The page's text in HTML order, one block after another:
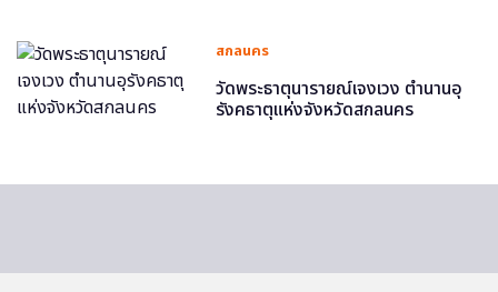
สกลนคร
วัดพระธาตุนารายณ์เจงเวง ตำนานอุ
รังคธาตุแห่งจังหวัดสกลนคร